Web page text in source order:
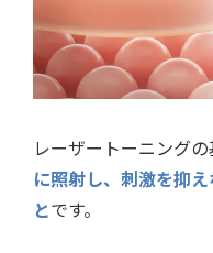
レーザートーニングの
に照射し、刺激を抑
とです。